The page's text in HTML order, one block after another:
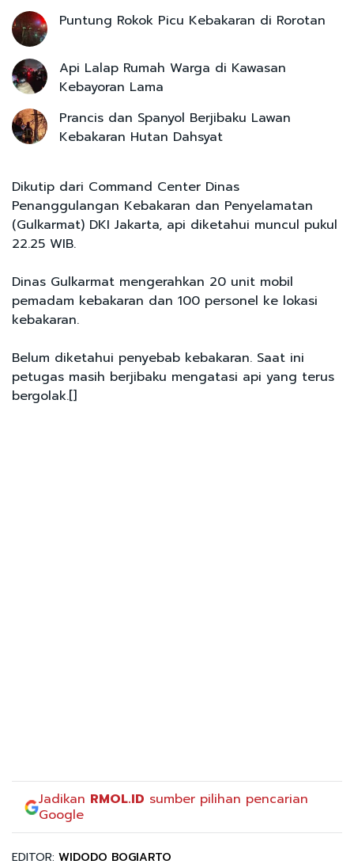
Puntung Rokok Picu Kebakaran di Rorotan
Api Lalap Rumah Warga di Kawasan
Kebayoran Lama
Prancis dan Spanyol Berjibaku Lawan
Kebakaran Hutan Dahsyat
Dikutip dari Command Center Dinas
Penanggulangan Kebakaran dan Penyelamatan
(Gulkarmat) DKI Jakarta, api diketahui muncul pukul
22.25 WIB.
Dinas Gulkarmat mengerahkan 20 unit mobil
pemadam kebakaran dan 100 personel ke lokasi
kebakaran.
Belum diketahui penyebab kebakaran. Saat ini
petugas masih berjibaku mengatasi api yang terus
bergolak.[]
Jadikan RMOL.ID sumber pilihan pencarian
Google
EDITOR: WIDODO BOGIARTO